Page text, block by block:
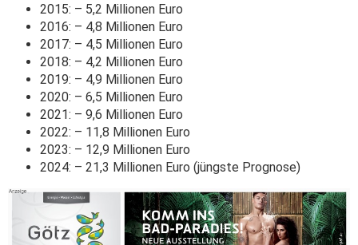
2015: – 5,2 Millionen Euro
2016: – 4,8 Millionen Euro
2017: – 4,5 Millionen Euro
2018: – 4,2 Millionen Euro
2019: – 4,9 Millionen Euro
2020: – 6,5 Millionen Euro
2021: – 9,6 Millionen Euro
2022: – 11,8 Millionen Euro
2023: – 12,9 Millionen Euro
2024: – 21,3 Millionen Euro (jüngste Prognose)